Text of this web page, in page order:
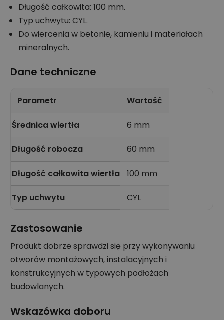
Długość całkowita: 100 mm.
Typ uchwytu: CYL.
Do wiercenia w betonie, kamieniu i materiałach
mineralnych.
Dane techniczne
Parametr Wartość
Średnica wiertła 6 mm
Długość robocza 60 mm
Długość całkowita wiertła 100 mm
Typ uchwytu CYL
Zastosowanie
Produkt dobrze sprawdzi się przy wykonywaniu
otworów montażowych, instalacyjnych i
konstrukcyjnych w typowych podłożach
budowlanych.
Wskazówka doboru